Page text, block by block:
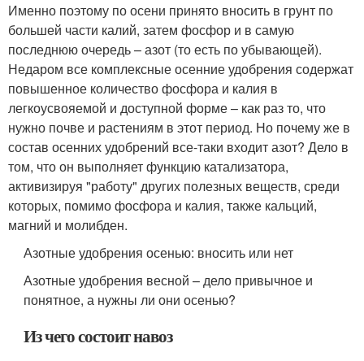
Именно поэтому по осени принято вносить в грунт по
большей части калий, затем фосфор и в самую
последнюю очередь – азот (то есть по убывающей).
Недаром все комплексные осенние удобрения содержат
повышенное количество фосфора и калия в
легкоусвояемой и доступной форме – как раз то, что
нужно почве и растениям в этот период. Но почему же в
состав осенних удобрений все-таки входит азот? Дело в
том, что он выполняет функцию катализатора,
активизируя "работу" других полезных веществ, среди
которых, помимо фосфора и калия, также кальций,
магний и молибден.
Азотные удобрения осенью: вносить или нет
Азотные удобрения весной – дело привычное и
понятное, а нужны ли они осенью?
Из чего состоит навоз